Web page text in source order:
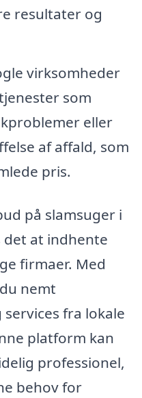
resultater og
virksomheder
som
eller
af affald, som
pris.
på slamsuger i
det at indhente
firmaer. Med
nemt
fra lokale
platform kan
professionel,
behov for